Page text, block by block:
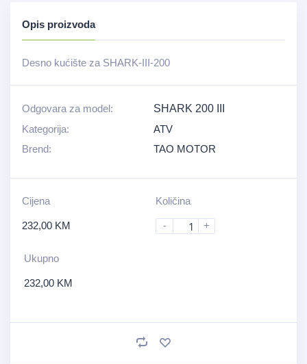
Opis proizvoda
Desno kućište za SHARK-III-200
Odgovara za model:
SHARK 200 III
Kategorija:
ATV
Brend:
TAO MOTOR
Cijena
232,00 KM
Količina
- +
Ukupno
232,00 KM